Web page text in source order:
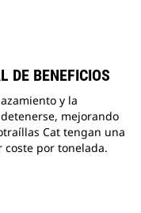
DE BENEFICIOS
y la
mejorando
Cat tengan una
por tonelada.